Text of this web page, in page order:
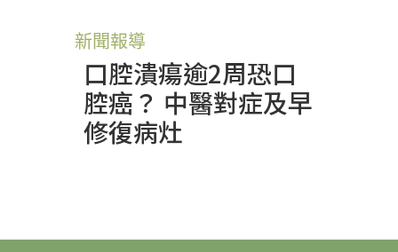
新聞報導
口腔潰瘍逾2周恐口
腔癌？ 中醫對症及早
修復病灶